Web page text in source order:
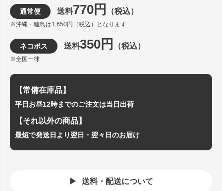
通常便 送料770円 （税込）
※沖縄・離島は1,650円（税込）となります
ネコポス 送料350円 （税込）
※全国一律
【常備在庫品】
平日お昼12時までのご注文は当日出荷
【それ以外の商品】
最短で発送日より翌日・翌々日のお届け
送料・配送について